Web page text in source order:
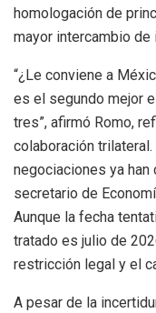
homologación de
mayor intercambio de
“¿Le conviene a
es el segundo mejor
tres”, afirmó Romo,
colaboración
negociaciones ya han
secretario de
Aunque la fecha
tratado es julio de
restricción legal y el
A pesar de la